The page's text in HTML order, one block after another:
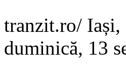
tranzit.ro/ Iași,
duminică, 13